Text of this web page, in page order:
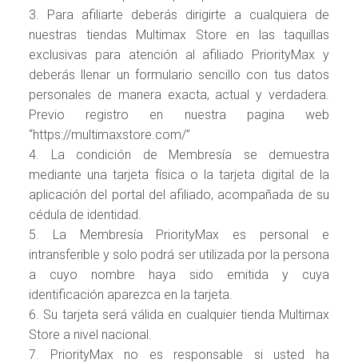
3. Para afiliarte deberás dirigirte a cualquiera de
nuestras tiendas Multimax Store en las taquillas
exclusivas para atención al afiliado PriorityMax y
deberás llenar un formulario sencillo con tus datos
personales de manera exacta, actual y verdadera.
Previo registro en nuestra pagina web
“https://multimaxstore.com/”
4. La condición de Membresía se demuestra
mediante una tarjeta física o la tarjeta digital de la
aplicación del portal del afiliado, acompañada de su
cédula de identidad.
5. La Membresía PriorityMax es personal e
intransferible y solo podrá ser utilizada por la persona
a cuyo nombre haya sido emitida y cuya
identificación aparezca en la tarjeta.
6. Su tarjeta será válida en cualquier tienda Multimax
Store a nivel nacional.
7. PriorityMax no es responsable si usted ha